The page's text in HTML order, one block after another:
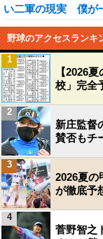
い二軍の現実 僕が
野球のアクセスランキ
【2026
校」完全
1
新庄監督
賛否もチ
2
2026夏の
が徹底予
3
菅野智之
4